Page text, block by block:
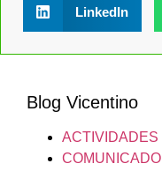
LinkedIn
Blog Vicentino
ACTIVIDADES
COMUNICADO